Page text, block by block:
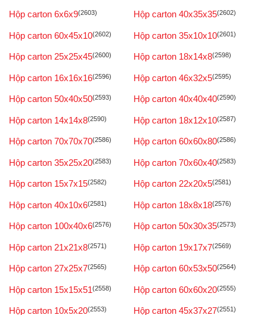
Hộp carton 6x6x9(2603) Hộp carton 40x35x35(2602)
Hộp carton 60x45x10(2602) Hộp carton 35x10x10(2601)
Hộp carton 25x25x45(2600) Hộp carton 18x14x8(2598)
Hộp carton 16x16x16(2596) Hộp carton 46x32x5(2595)
Hộp carton 50x40x50(2593) Hộp carton 40x40x40(2590)
Hộp carton 14x14x8(2590) Hộp carton 18x12x10(2587)
Hộp carton 70x70x70(2586) Hộp carton 60x60x80(2586)
Hộp carton 35x25x20(2583) Hộp carton 70x60x40(2583)
Hộp carton 15x7x15(2582) Hộp carton 22x20x5(2581)
Hộp carton 40x10x6(2581) Hộp carton 18x8x18(2576)
Hộp carton 100x40x6(2576) Hộp carton 50x30x35(2573)
Hộp carton 21x21x8(2571) Hộp carton 19x17x7(2569)
Hộp carton 27x25x7(2565) Hộp carton 60x53x50(2564)
Hộp carton 15x15x51(2558) Hộp carton 60x60x20(2555)
Hộp carton 10x5x20(2553) Hộp carton 45x37x27(2551)